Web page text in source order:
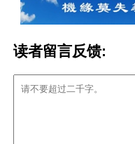
读者留言反馈: